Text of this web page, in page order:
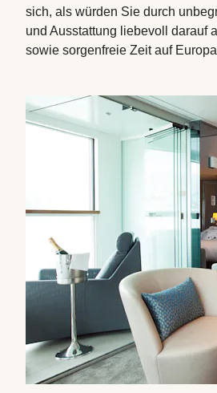
sich, als würden Sie durch
und Ausstattung liebevoll darauf
sowie sorgenfreie Zeit auf